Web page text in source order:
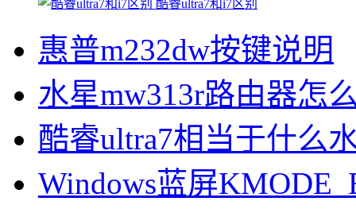
酷睿ultra7和i7区别
惠普m232dw按键说明
水星mw313r路由器怎
酷睿ultra7相当于什么
Windows蓝屏